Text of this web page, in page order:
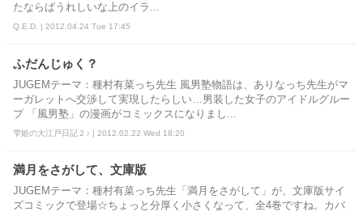
たならばうれしいな上のイラ...
Q.E.D. | 2012.04.24 Tue 17:45
ふだんじゅく？
JUGEMテーマ：種村有菜っち先生 風男塾物語は、ありなっち先生がマ
ーガレットへ交渉して実現したらしい…男装した女子のアイドルグルー
プ 「風男塾」の漫画がコミックスになりまし...
雫姫の大江戸日記２♪ | 2012.02.22 Wed 18:20
満月をさがして、文庫版
JUGEMテーマ：種村有菜っち先生「満月をさがして」が、文庫版サイ
ズコミックで登場☆ちょっと分厚く小さくなって、全4巻ですね。カバ